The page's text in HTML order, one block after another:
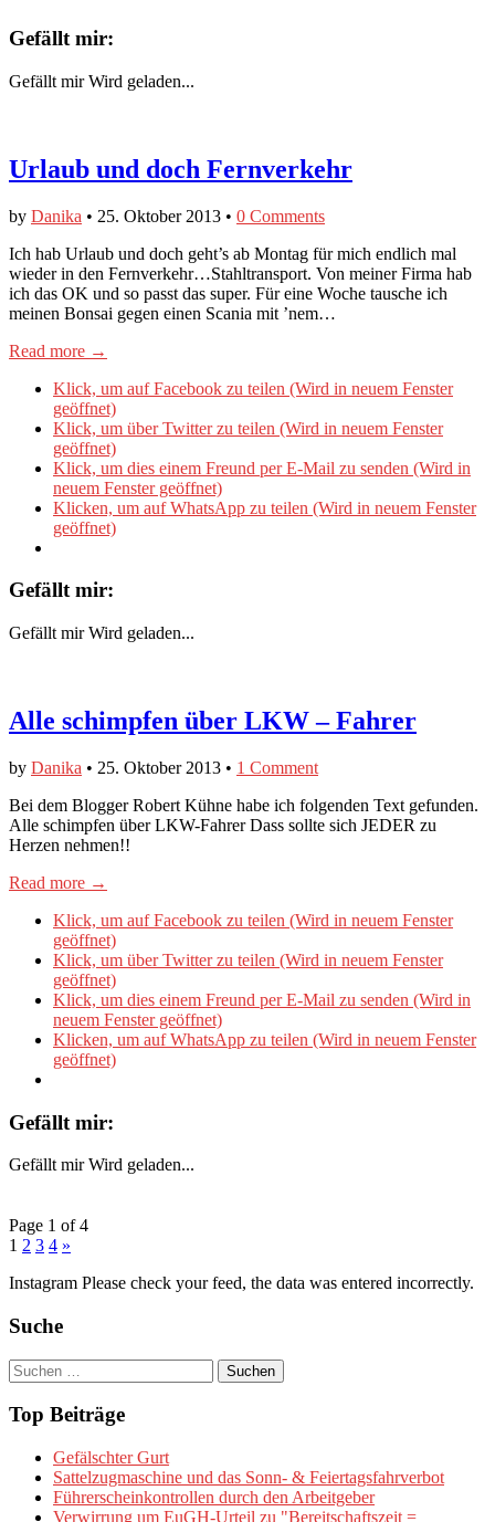
Gefällt mir:
Gefällt mir Wird geladen...
Urlaub und doch Fernverkehr
by Danika • 25. Oktober 2013 • 0 Comments
Ich hab Urlaub und doch geht’s ab Montag für mich endlich mal
wieder in den Fernverkehr…Stahltransport. Von meiner Firma hab
ich das OK und so passt das super. Für eine Woche tausche ich
meinen Bonsai gegen einen Scania mit ’nem…
Read more →
Klick, um auf Facebook zu teilen (Wird in neuem Fenster
geöffnet)
Klick, um über Twitter zu teilen (Wird in neuem Fenster
geöffnet)
Klick, um dies einem Freund per E-Mail zu senden (Wird in
neuem Fenster geöffnet)
Klicken, um auf WhatsApp zu teilen (Wird in neuem Fenster
geöffnet)
Gefällt mir:
Gefällt mir Wird geladen...
Alle schimpfen über LKW – Fahrer
by Danika • 25. Oktober 2013 • 1 Comment
Bei dem Blogger Robert Kühne habe ich folgenden Text gefunden.
Alle schimpfen über LKW-Fahrer Dass sollte sich JEDER zu
Herzen nehmen!!
Read more →
Klick, um auf Facebook zu teilen (Wird in neuem Fenster
geöffnet)
Klick, um über Twitter zu teilen (Wird in neuem Fenster
geöffnet)
Klick, um dies einem Freund per E-Mail zu senden (Wird in
neuem Fenster geöffnet)
Klicken, um auf WhatsApp zu teilen (Wird in neuem Fenster
geöffnet)
Gefällt mir:
Gefällt mir Wird geladen...
Page 1 of 4
1 2 3 4 »
Instagram Please check your feed, the data was entered incorrectly.
Suche
Suchen
nach:
Top Beiträge
Gefälschter Gurt
Sattelzugmaschine und das Sonn- & Feiertagsfahrverbot
Führerscheinkontrollen durch den Arbeitgeber
Verwirrung um EuGH-Urteil zu "Bereitschaftszeit =